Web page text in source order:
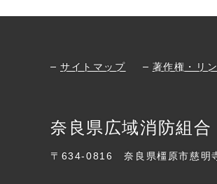
サイトマップ 著作権・リ
奈良県広域消防組合
〒634-0816 奈良県橿原市慈明